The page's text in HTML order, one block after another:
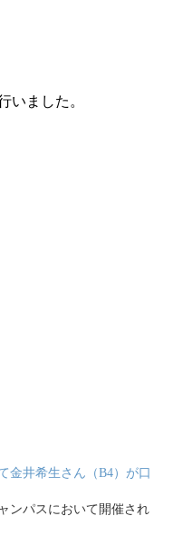
いました。
金井希生さん（B4）が口
ンパスにおいて開催され